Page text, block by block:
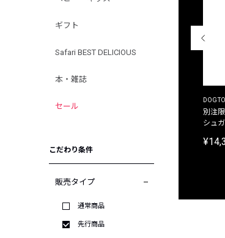
ギフト
Safari BEST DELICIOUS
本・雑誌
セール
こだわり条件
販売タイプ
通常商品
先行商品
別注限定 ピグメントダイ バックプリント サーフ
別注
シュ